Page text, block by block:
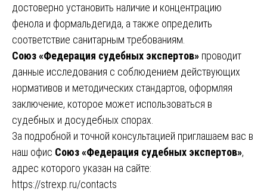
достоверно установить наличие и концентрацию
фенола и формальдегида, а также определить
соответствие санитарным требованиям.
Союз «Федерация судебных экспертов» проводит
данные исследования с соблюдением действующих
нормативов и методических стандартов, оформляя
заключение, которое может использоваться в
судебных и досудебных спорах.
За подробной и точной консультацией приглашаем вас в
наш офис Союз «Федерация судебных экспертов»,
адрес которого указан на сайте:
https://strexp.ru/contacts